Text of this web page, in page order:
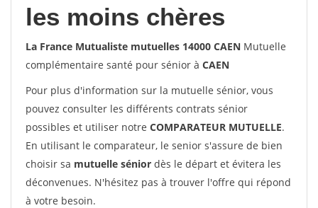
les moins chères
La France Mutualiste mutuelles 14000 CAEN Mutuelle
complémentaire santé pour sénior à CAEN
Pour plus d'information sur la mutuelle sénior, vous
pouvez consulter les différents contrats sénior
possibles et utiliser notre COMPARATEUR MUTUELLE.
En utilisant le comparateur, le senior s'assure de bien
choisir sa mutuelle sénior dès le départ et évitera les
déconvenues. N'hésitez pas à trouver l'offre qui répond
à votre besoin.